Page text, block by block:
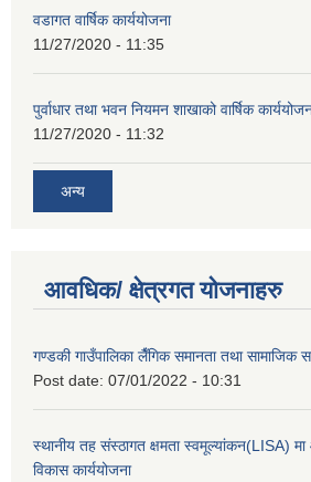
वडागत वार्षिक कार्ययोजना
11/27/2020 - 11:35
पुर्वाधार तथा भवन नियमन शाखाको वार्षिक
11/27/2020 - 11:32
अन्य
आवधिक/ क्षेत्रगत योजनाहरु
गण्डकी गाउँपालिका लैँगिक समानता तथा सामाजिक
Post date: 07/01/2022 - 10:31
स्थानीय तह संस्ठागत क्षमता स्वमूल्यांकन(LISA) मा
विकास कार्ययोजना